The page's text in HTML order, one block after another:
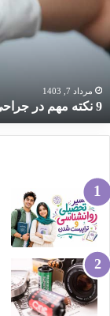
جراحی
پلاستیک
و
بیمارمرداد 7, 1403
9 نکته مهم در جراحی پلاستیک و بهبود بیمار